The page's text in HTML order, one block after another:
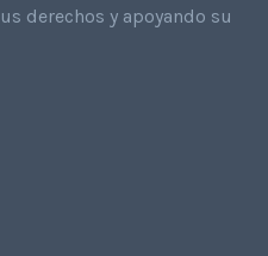
derechos y apoyando su